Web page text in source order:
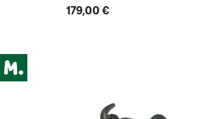
179,00 €